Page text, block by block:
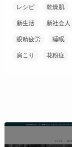
レシピ 乾燥肌
新生活 新社会人
眼精疲労 睡眠
肩こり 花粉症